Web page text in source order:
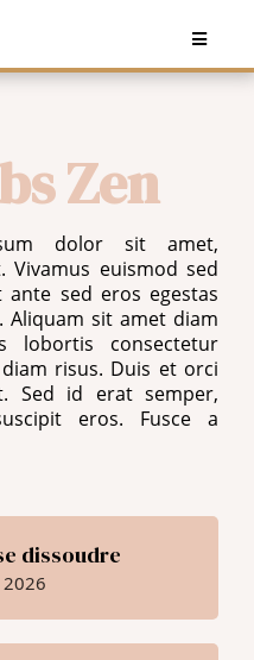
Zen
dolor sit amet,
Vivamus euismod sed
sed eros egestas
Aliquam sit amet diam
lobortis consectetur
risus. Duis et orci
Sed id erat semper,
eros. Fusce a
dissoudre